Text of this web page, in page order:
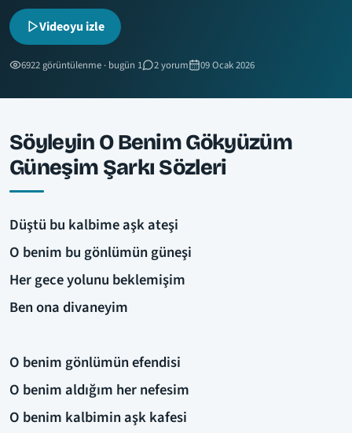
Videoyu izle
6922 görüntülenme · bugün 1 2 yorum 09 Ocak 2026
Söyleyin O Benim Gökyüzüm
Güneşim Şarkı Sözleri
Düştü bu kalbime aşk ateşi
O benim bu gönlümün güneşi
Her gece yolunu beklemişim
Ben ona divaneyim
O benim gönlümün efendisi
O benim aldığım her nefesim
O benim kalbimin aşk kafesi